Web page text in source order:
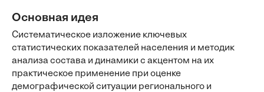
Основная идея
Систематическое изложение ключевых
статистических показателей населения и методик
анализа состава и динамики с акцентом на их
практическое применение при оценке
демографической ситуации регионального и